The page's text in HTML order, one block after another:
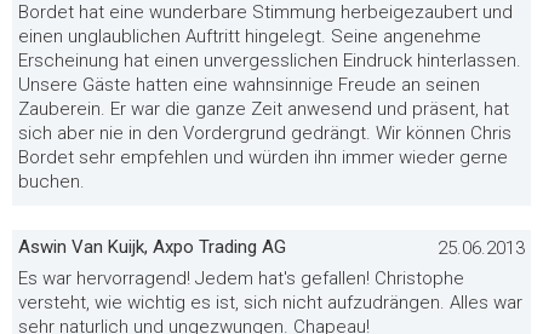
Bordet hat eine wunderbare Stimmung herbeigezaubert und
einen unglaublichen Auftritt hingelegt. Seine angenehme
Erscheinung hat einen unvergesslichen Eindruck hinterlassen.
Unsere Gäste hatten eine wahnsinnige Freude an seinen
Zauberein. Er war die ganze Zeit anwesend und präsent, hat
sich aber nie in den Vordergrund gedrängt. Wir können Chris
Bordet sehr empfehlen und würden ihn immer wieder gerne
buchen.
Aswin Van Kuijk, Axpo Trading AG
25.06.2013
Es war hervorragend! Jedem hat's gefallen! Christophe
versteht, wie wichtig es ist, sich nicht aufzudrängen. Alles war
sehr naturlich und ungezwungen. Chapeau!